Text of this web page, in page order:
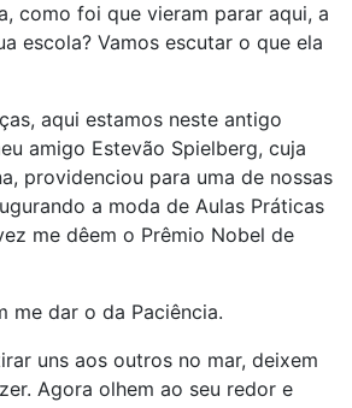
como foi que vieram parar aqui, a
escola? Vamos escutar o que ela
aqui estamos neste antigo
amigo Estevão Spielberg, cuja
providenciou para uma de nossas
a moda de Aulas Práticas
me dêem o Prêmio Nobel de
me dar o da Paciência.
uns aos outros no mar, deixem
Agora olhem ao seu redor e